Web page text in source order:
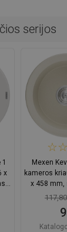
serijos
x
-
Mexen
kameros
x 458 mm,
sifonas